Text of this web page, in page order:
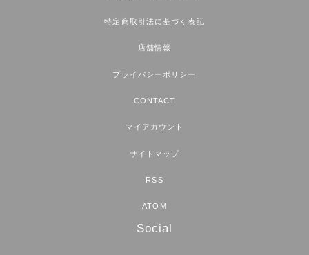
特定商取引法に基づく表記
店舗情報
プライバシーポリシー
CONTACT
マイアカウント
サイトマップ
RSS
ATOM
Social